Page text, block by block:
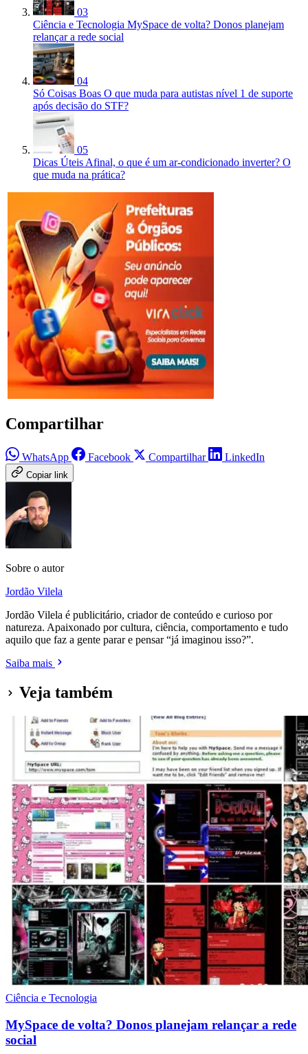
03
Ciência e Tecnologia MySpace de volta? Donos planejam
relançar a rede social
04
Só Coisas Boas O que muda para autistas nível 1 de suporte
após decisão do STF?
05
Dicas Úteis Afinal, o que é um ar-condicionado inverter? O
que muda na prática?
Compartilhar
WhatsApp Facebook Compartilhar LinkedIn
Copiar link
Sobre o autor
Jordão Vilela
Jordão Vilela é publicitário, criador de conteúdo e curioso por
natureza. Apaixonado por cultura, ciência, comportamento e tudo
aquilo que faz a gente parar e pensar “já imaginou isso?”.
Saiba mais
Veja também
Ciência e Tecnologia
MySpace de volta? Donos planejam relançar a rede
social